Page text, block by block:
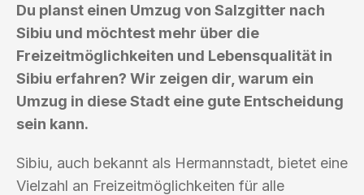
Du planst einen Umzug von Salzgitter nach
Sibiu und möchtest mehr über die
Freizeitmöglichkeiten und Lebensqualität in
Sibiu erfahren? Wir zeigen dir, warum ein
Umzug in diese Stadt eine gute Entscheidung
sein kann.
Sibiu, auch bekannt als Hermannstadt, bietet eine
Vielzahl an Freizeitmöglichkeiten für alle